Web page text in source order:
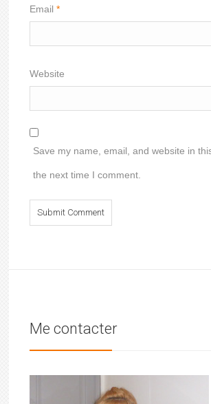
Email*
Website
Save my name, email, and website in
the next time I comment.
Me contacter